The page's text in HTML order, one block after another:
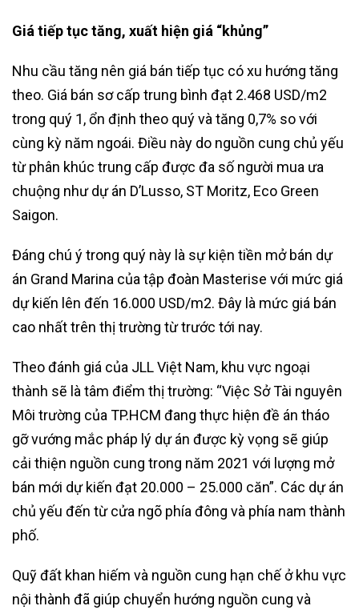
Giá tiếp tục tăng, xuất hiện giá “khủng”
Nhu cầu tăng nên giá bán tiếp tục có xu hướng tăng
theo. Giá bán sơ cấp trung bình đạt 2.468 USD/m2
trong quý 1, ổn định theo quý và tăng 0,7% so với
cùng kỳ năm ngoái. Điều này do nguồn cung chủ yếu
từ phân khúc trung cấp được đa số người mua ưa
chuộng như dự án D’Lusso, ST Moritz, Eco Green
Saigon.
Đáng chú ý trong quý này là sự kiện tiền mở bán dự
án Grand Marina của tập đoàn Masterise với mức giá
dự kiến lên đến 16.000 USD/m2. Đây là mức giá bán
cao nhất trên thị trường từ trước tới nay.
Theo đánh giá của JLL Việt Nam, khu vực ngoại
thành sẽ là tâm điểm thị trường: “Việc Sở Tài nguyên
Môi trường của TP.HCM đang thực hiện đề án tháo
gỡ vướng mắc pháp lý dự án được kỳ vọng sẽ giúp
cải thiện nguồn cung trong năm 2021 với lượng mở
bán mới dự kiến đạt 20.000 – 25.000 căn”. Các dự án
chủ yếu đến từ cửa ngõ phía đông và phía nam thành
phố.
Quỹ đất khan hiếm và nguồn cung hạn chế ở khu vực
nội thành đã giúp chuyển hướng nguồn cung và